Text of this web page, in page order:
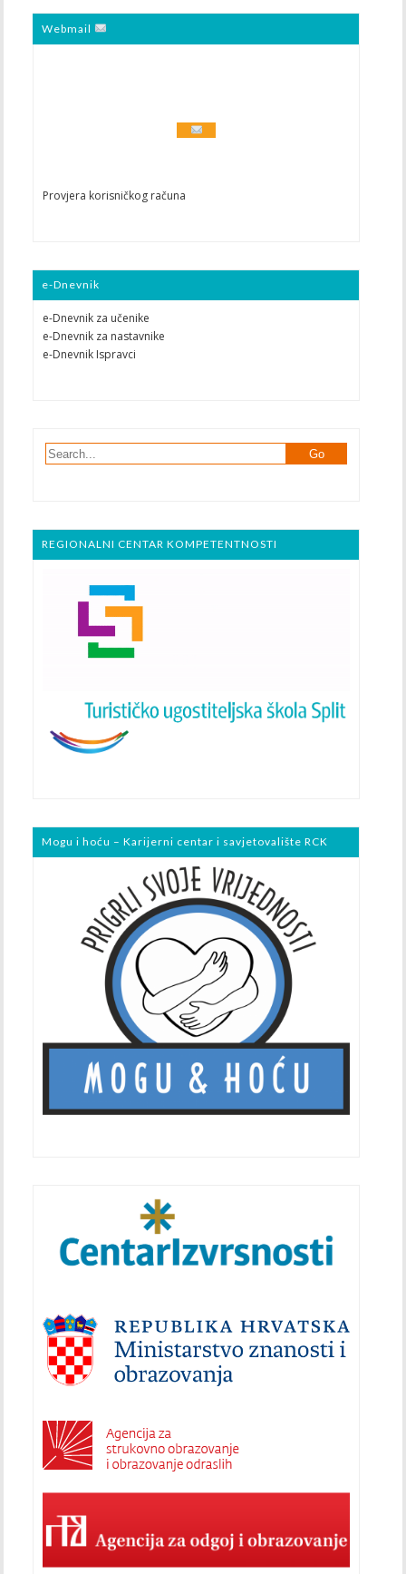
Webmail
Provjera korisničkog računa
e-Dnevnik
e-Dnevnik za učenike
e-Dnevnik za nastavnike
e-Dnevnik Ispravci
REGIONALNI CENTAR KOMPETENTNOSTI
Mogu i hoću – Karijerni centar i savjetovalište RCK